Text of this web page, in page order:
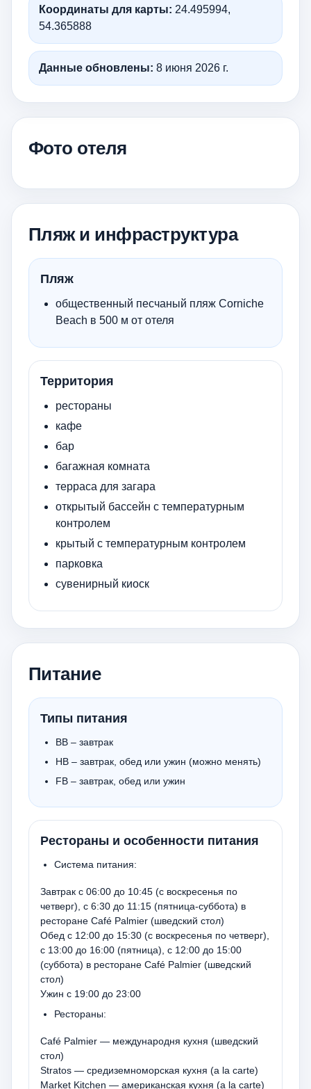
Координаты для карты: 24.495994,
54.365888
Данные обновлены: 8 июня 2026 г.
Фото отеля
Пляж и инфраструктура
Пляж
общественный песчаный пляж Corniche
Beach в 500 м от отеля
Территория
рестораны
кафе
бар
багажная комната
терраса для загара
открытый бассейн с температурным
контролем
крытый с температурным контролем
парковка
сувенирный киоск
Питание
Типы питания
BB – завтрак
HB – завтрак, обед или ужин (можно менять)
FB – завтрак, обед или ужин
Рестораны и особенности питания
Система питания:
​Завтрак с 06:00 до 10:45 (с воскресенья по
четверг), с 6:30 до 11:15 (пятница-суббота) в
ресторане Café Palmier (шведский стол)
Обед с 12:00 до 15:30 (с воскресенья по четверг),
с 13:00 до 16:00 (пятница), с 12:00 до 15:00
(суббота) в ресторане Café Palmier (шведский
стол)
Ужин с 19:00 до 23:00
Рестораны:
​Café Palmier — международня кухня (шведский
стол)
Stratos — средиземноморская кухня (a la carte)
Market Kitchen — американская кухня (a la carte)